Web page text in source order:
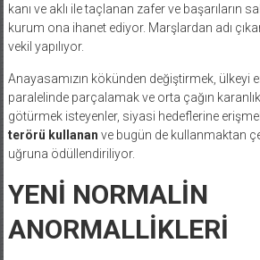
kanı ve aklı ile taçlanan zafer ve başarıların
kurum ona ihanet ediyor. Marşlardan adı
vekil yapılıyor.
Anayasamızın kökünden değiştirmek, ülkeyi
paralelinde parçalamak ve orta çağın
götürmek isteyenler, siyasi hedeflerine
terörü kullanan ve bugün de kullanmaktan
uğruna ödüllendiriliyor.
YENİ NORMALİN
ANORMALLİKLERİ